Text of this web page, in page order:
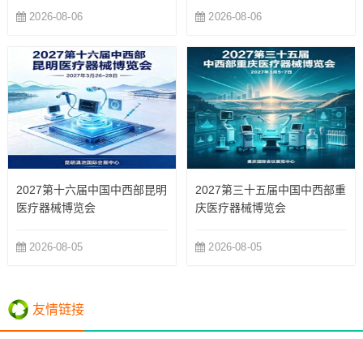
2026-08-06 2026-08-06
2027第十六届中国中西部昆明
医疗器械博览会
2026-08-05
2027第三十五届中国中西部重
庆医疗器械博览会
2026-08-05
友情链接